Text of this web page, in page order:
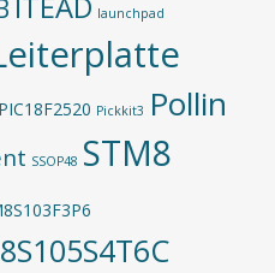
launchpad
PIC18F2520 Pickkit3 Pollin
SSOP48 STM8